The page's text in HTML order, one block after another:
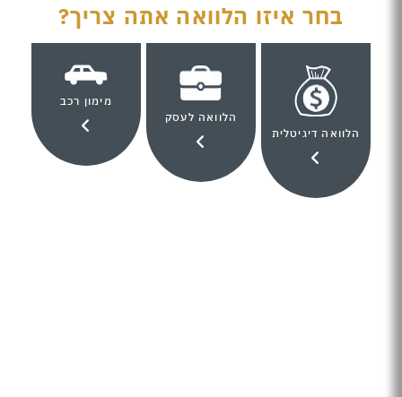
בחר איזו הלוואה אתה צריך?
הלוואה דיגיטלית
הלוואה לעסק
מימון רכב